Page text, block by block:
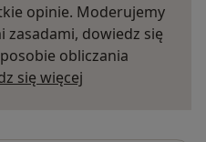
opinie. Moderujemy
zasadami, dowiedz się
obliczania
się więcej